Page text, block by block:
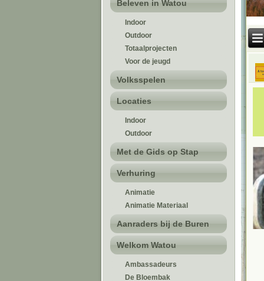
Beleven in Watou
Indoor
Outdoor
Totaalprojecten
Voor de jeugd
Volksspelen
Locaties
Indoor
Outdoor
Met de Gids op Stap
Verhuring
Animatie
Animatie Materiaal
Aanraders bij de Buren
Welkom Watou
Ambassadeurs
De Bloembak